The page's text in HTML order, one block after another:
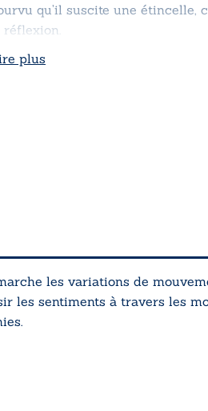
qu’il suscite une étincelle,
réflexion.
plus
les variations de
les sentiments à travers les